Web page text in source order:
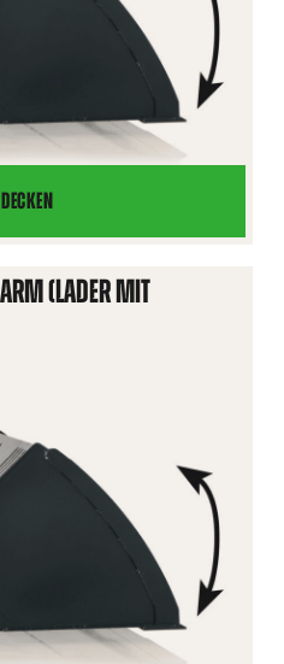
NIVEAUAUSGLEICH,
HUBARM
(LADER
OHNE(LADER MIT